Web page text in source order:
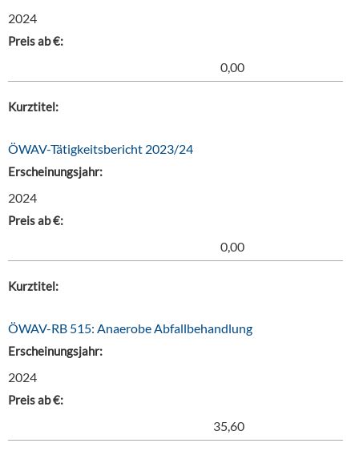
2024
Preis ab €:
0,00
Kurztitel:
ÖWAV-Tätigkeitsbericht 2023/24
Erscheinungsjahr:
2024
Preis ab €:
0,00
Kurztitel:
ÖWAV-RB 515: Anaerobe Abfallbehandlung
Erscheinungsjahr:
2024
Preis ab €:
35,60